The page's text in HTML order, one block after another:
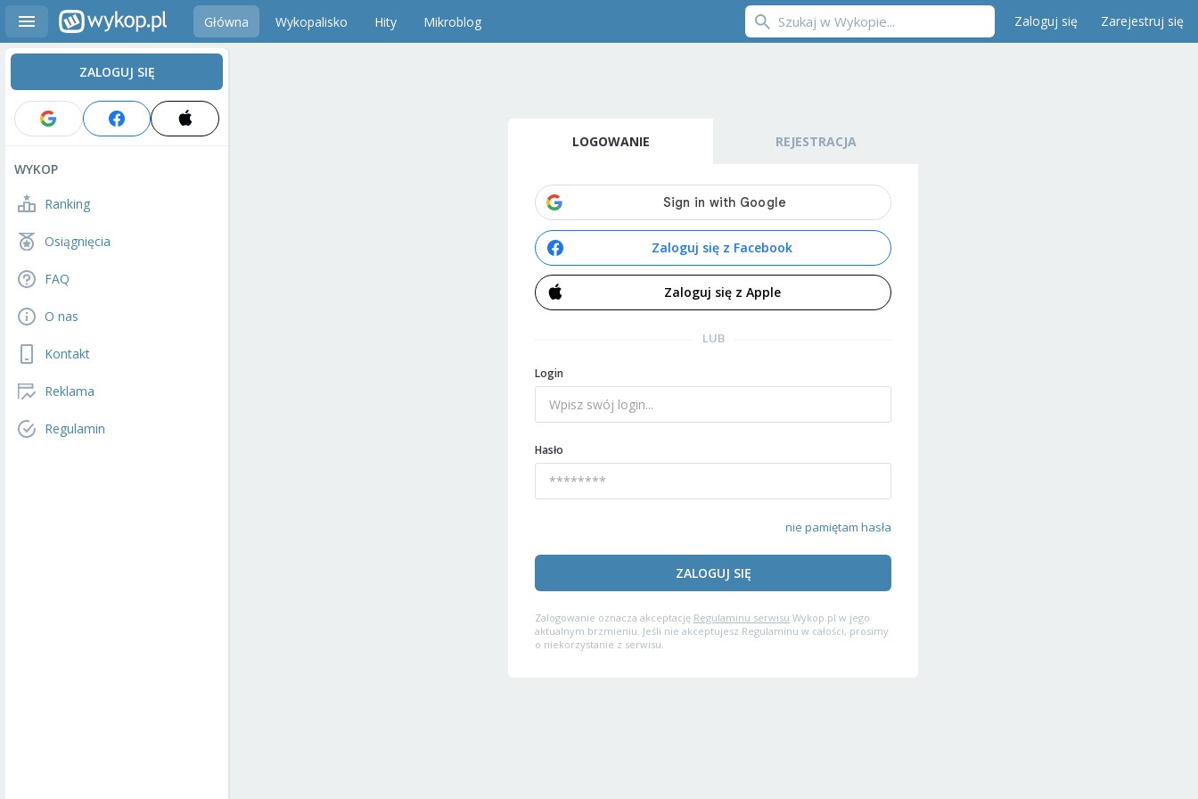
Główna Wykopalisko Hity Mikroblog Zaloguj się Zarejestruj się
ZALOGUJ SIĘ
WYKOP
Ranking
Osiągnięcia
FAQ
O nas
Kontakt
Reklama
Regulamin
LOGOWANIE REJESTRACJA
Zaloguj się z Facebook
Zaloguj się z Apple
LUB
Login
Hasło
nie pamiętam hasła
ZALOGUJ SIĘ
Zalogowanie oznacza akceptację Regulaminu serwisu Wykop.pl w jego
aktualnym brzmieniu. Jeśli nie akceptujesz Regulaminu w całości, prosimy
o niekorzystanie z serwisu.